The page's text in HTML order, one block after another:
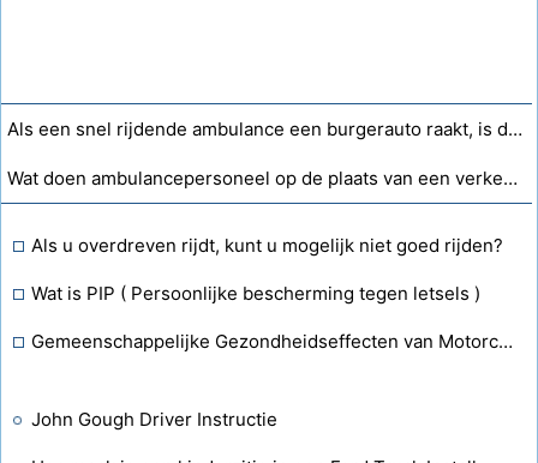
Als een snel rijdende ambulance een burgerauto raakt, is deze dan verplicht te stoppen?
Wat doen ambulancepersoneel op de plaats van een verkeersongeval als er een hond in de auto zit?
Als u overdreven rijdt, kunt u mogelijk niet goed rijden?
Wat is PIP ( Persoonlijke bescherming tegen letsels )
Gemeenschappelijke Gezondheidseffecten van Motorcycle Accidents
John Gough Driver Instructie